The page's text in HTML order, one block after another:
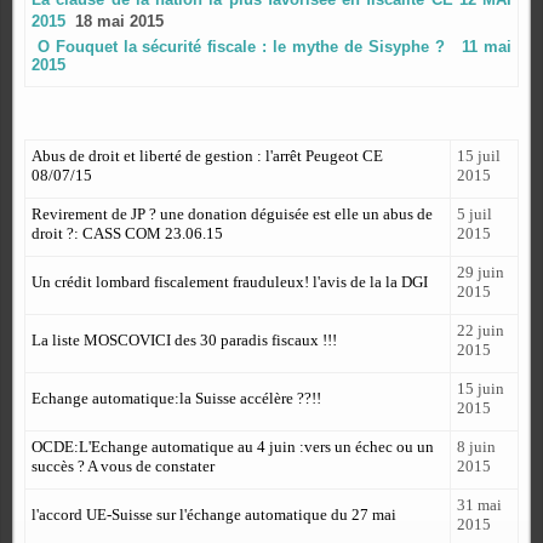
2015 18 mai 2015
O Fouquet la sécurité fiscale : le mythe de Sisyphe ? 11 mai
2015
Abus de droit et liberté de gestion : l'arrêt Peugeot CE
08/07/15
15 juil
2015
Revirement de JP ? une donation déguisée est elle un abus de
droit ?: CASS COM 23.06.15
5 juil
2015
Un crédit lombard fiscalement frauduleux! l'avis de la la DGI
29 juin
2015
La liste MOSCOVICI des 30 paradis fiscaux !!!
22 juin
2015
Echange automatique:la Suisse accélère ??!!
15 juin
2015
OCDE:L'Echange automatique au 4 juin :vers un échec ou un
succès ? A vous de constater
8 juin
2015
l'accord UE-Suisse sur l'échange automatique du 27 mai
31 mai
2015